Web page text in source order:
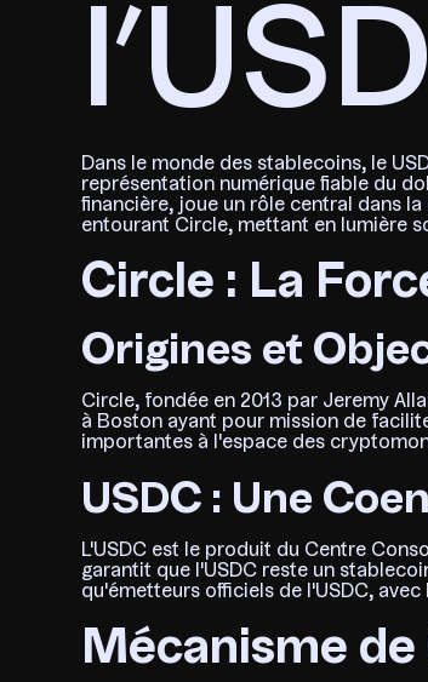
Dans le monde des stablecoins, le
représentation numérique fiable du
financière, joue un rôle central dans
entourant Circle, mettant en lumière
Circle : La
Origines et
Circle, fondée en 2013 par Jeremy
à Boston ayant pour mission de
importantes à l'espace des
USDC : Une
L'USDC est le produit du Centre
garantit que l'USDC reste un
qu'émetteurs officiels de l'USDC,
Mécanisme